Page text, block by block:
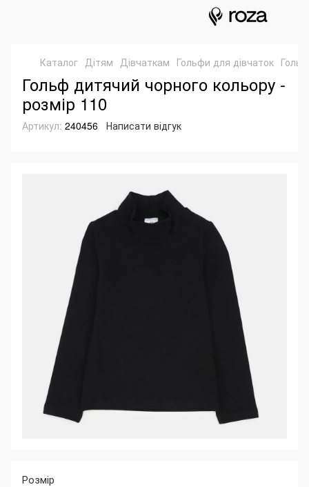
Каталог Дітям Дівчаткам Гольфи для дівчаток
Гольф дитячий чорного кольору -
розмір 110
Артикул: 240456 Написати відгук
Розмір